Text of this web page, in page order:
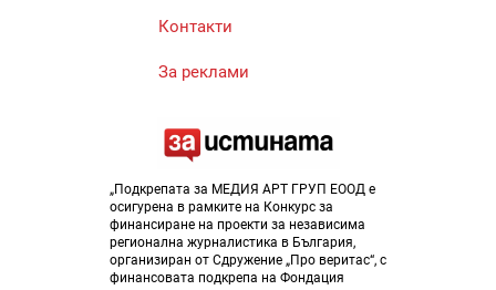
Контакти
За реклами
„Подкрепата за МЕДИЯ АРТ ГРУП ЕООД е
осигурена в рамките на Конкурс за
финансиране на проекти за независима
регионална журналистика в България,
организиран от Сдружение „Про веритас“, с
финансовата подкрепа на Фондация